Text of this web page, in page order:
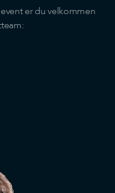
er du velkommen